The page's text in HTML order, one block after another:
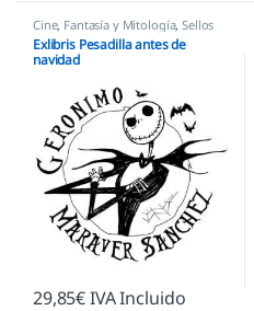
Cine, Fantasía y Mitología,Sellos
Ex Libris
Exlibris Pesadilla antes de
navidad
29,85€IVA Incluido